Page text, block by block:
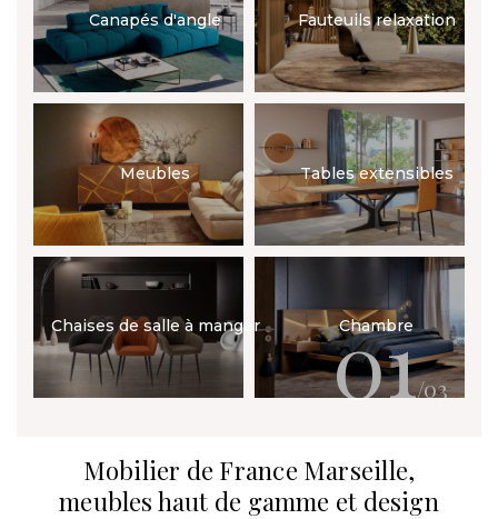
Canapés d'angle Fauteuils relaxation
Meubles Tables extensibles
Chaises de salle à manger Chambre
Mobilier de France Marseille,
meubles haut de gamme et design
01/03